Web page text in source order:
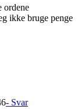
ordene
ikke bruge penge
- Svar